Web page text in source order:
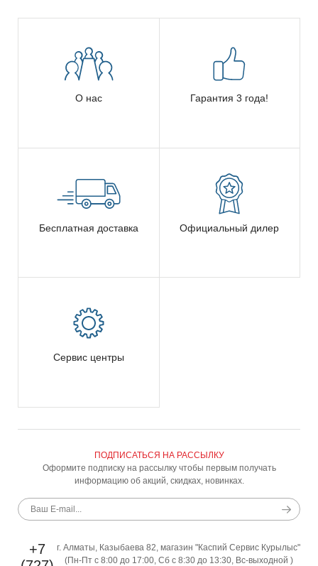
О нас Гарантия 3 года!
Бесплатная доставка Официальный дилер
Сервис центры
ПОДПИСАТЬСЯ НА РАССЫЛКУ
Оформите подписку на рассылку чтобы первым получать
информацию об акций, скидках, новинках.
г. Алматы, Казыбаева 82, магазин "Каспий Сервис Курылыс"
(Пн-Пт с 8:00 до 17:00, Сб с 8:30 до 13:30, Вс-выходной )
+7